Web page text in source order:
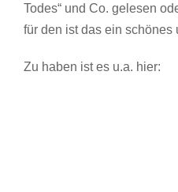
Todes“ und Co. gelesen
für den ist das ein schönes
Zu haben ist es u.a. hier: